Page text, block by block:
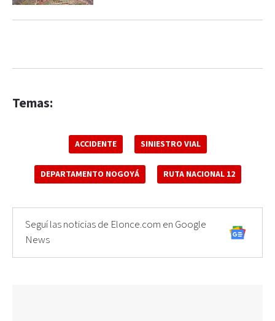
Temas:
ACCIDENTE SINIESTRO VIAL
DEPARTAMENTO NOGOYÁ RUTA NACIONAL 12
Seguí las noticias de Elonce.com en Google
News